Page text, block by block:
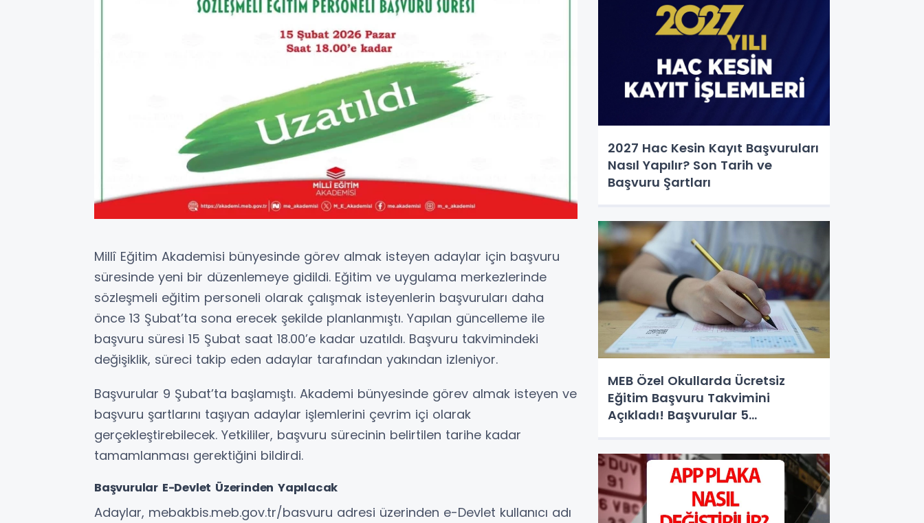
Millî Eğitim Akademisi bünyesinde görev almak isteyen adaylar için başvuru
süresinde yeni bir düzenlemeye gidildi. Eğitim ve uygulama merkezlerinde
sözleşmeli eğitim personeli olarak çalışmak isteyenlerin başvuruları daha
önce 13 Şubat’ta sona erecek şekilde planlanmıştı. Yapılan güncelleme ile
başvuru süresi 15 Şubat saat 18.00’e kadar uzatıldı. Başvuru takvimindeki
değişiklik, süreci takip eden adaylar tarafından yakından izleniyor.
Başvurular 9 Şubat’ta başlamıştı. Akademi bünyesinde görev almak isteyen ve
başvuru şartlarını taşıyan adaylar işlemlerini çevrim içi olarak
gerçekleştirebilecek. Yetkililer, başvuru sürecinin belirtilen tarihe kadar
tamamlanması gerektiğini bildirdi.
Başvurular E-Devlet Üzerinden Yapılacak
Adaylar, mebakbis.meb.gov.tr/basvuru adresi üzerinden e-Devlet kullanıcı adı
2027 Hac Kesin Kayıt Başvuruları
Nasıl Yapılır? Son Tarih ve
Başvuru Şartları
MEB Özel Okullarda Ücretsiz
Eğitim Başvuru Takvimini
Açıkladı! Başvurular 5